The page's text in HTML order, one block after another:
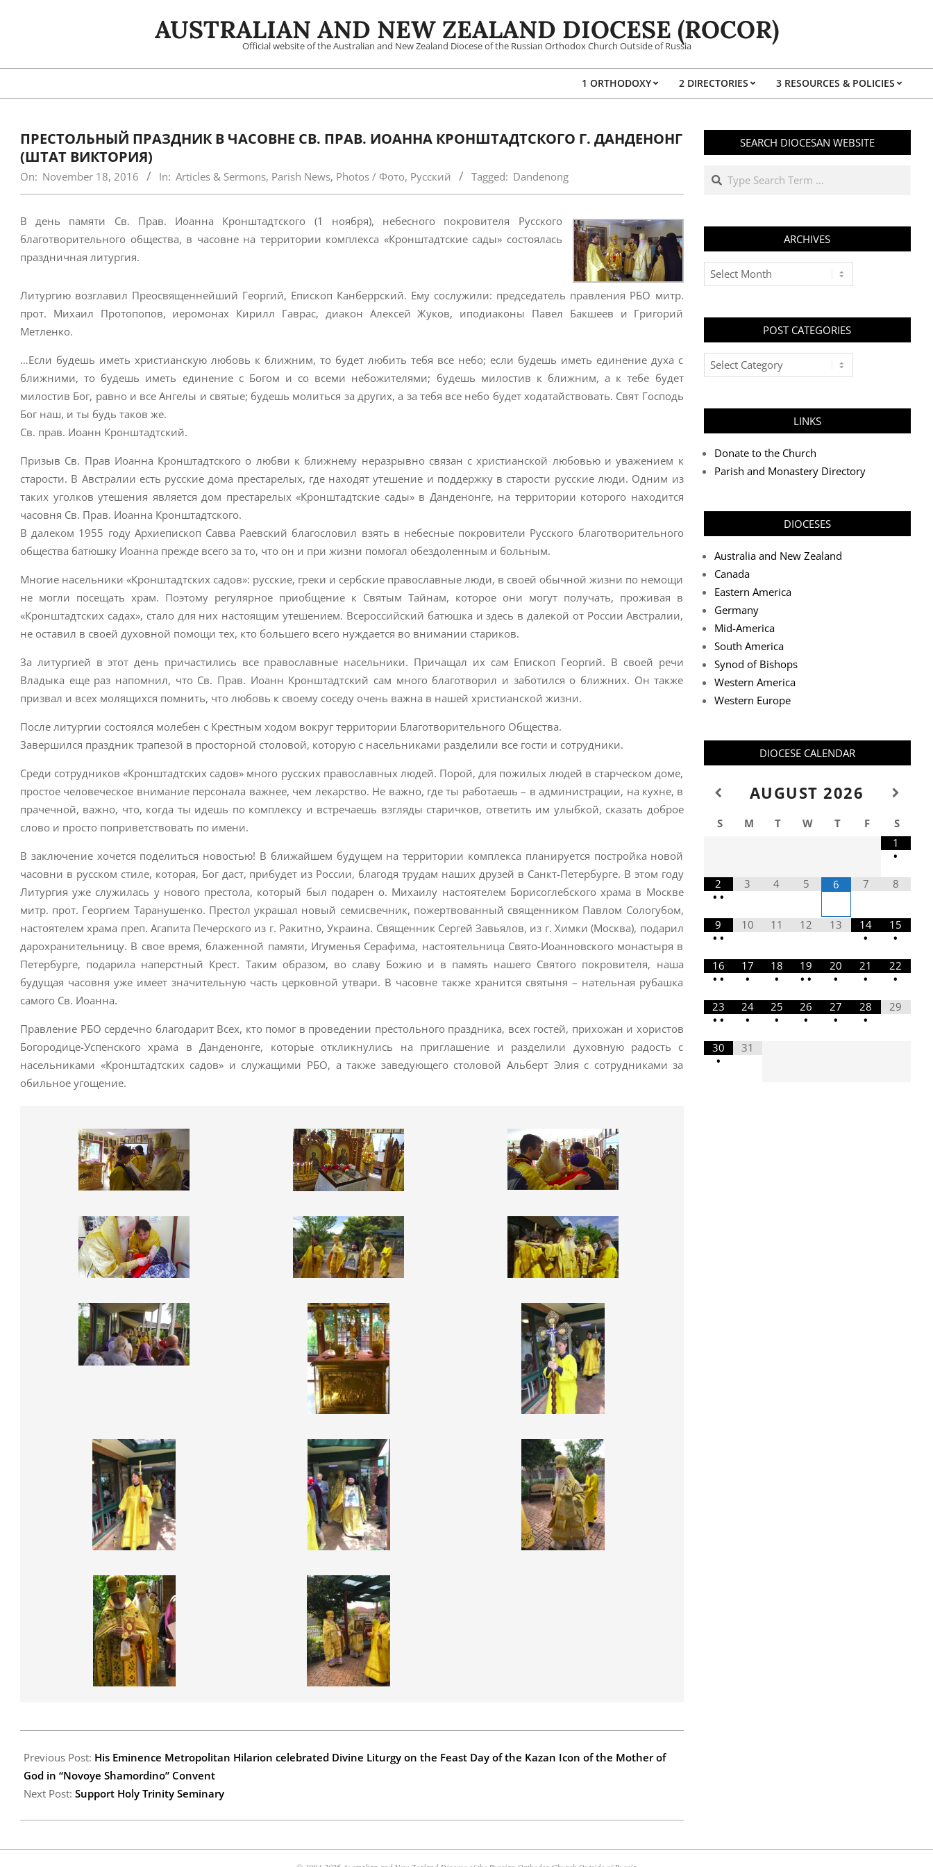
AUSTRALIAN AND NEW ZEALAND DIOCESE (ROCOR)
Official website of the Australian and New Zealand Diocese of the Russian Orthodox Church Outside of Russia
1 ORTHODOXY 2 DIRECTORIES 3 RESOURCES & POLICIES
ПРЕСТОЛЬНЫЙ ПРАЗДНИК В ЧАСОВНЕ СВ. ПРАВ. ИОАННА КРОНШТАДТСКОГО Г. ДАНДЕНОНГ
(ШТАТ ВИКТОРИЯ)
On: November 18, 2016 In: Articles & Sermons, Parish News, Photos / Фото, Русский Tagged: Dandenong
В день памяти Cв. Прав. Иоанна Кронштадтского (1 ноября), небесного покровителя Русского
благотворительного общества, в часовне на территории комплекса «Кронштадтские сады» состоялась
праздничная литургия.
Литургию возглавил Преосвященнейший Георгий, Епископ Канберрский. Ему сослужили: председатель правления РБО митр.
прот. Михаил Протопопов, иеромонах Кирилл Гаврас, диакон Алексей Жуков, иподиаконы Павел Бакшеев и Григорий
Метленко.
…Если будешь иметь христианскую любовь к ближним, то будет любить тебя все небо; если будешь иметь единение духа с
ближними, то будешь иметь единение с Богом и со всеми небожителями; будешь милостив к ближним, а к тебе будет
милостив Бог, равно и все Ангелы и святые; будешь молиться за других, а за тебя все небо будет ходатайствовать. Свят Господь
Бог наш, и ты будь таков же.
Св. прав. Иоанн Кронштадтский.
Призыв Св. Прав Иоанна Кронштадтского о любви к ближнему неразрывно связан с христианской любовью и уважением к
старости. В Австралии есть русские дома престарелых, где находят утешение и поддержку в старости русские люди. Одним из
таких уголков утешения является дом престарелых «Кронштадтские сады» в Данденонге, на территории которого находится
часовня Св. Прав. Иоанна Кронштадтского.
В далеком 1955 году Архиепископ Савва Раевский благословил взять в небесные покровители Русского благотворительного
общества батюшку Иоанна прежде всего за то, что он и при жизни помогал обездоленным и больным.
Многие насельники «Кронштадтских садов»: русские, греки и сербские православные люди, в своей обычной жизни по немощи
не могли посещать храм. Поэтому регулярное приобщение к Святым Тайнам, которое они могут получать, проживая в
«Кронштадтских садах», стало для них настоящим утешением. Всероссийский батюшка и здесь в далекой от России Австралии,
не оставил в своей духовной помощи тех, кто большего всего нуждается во внимании стариков.
За литургией в этот день причастились все православные насельники. Причащал их сам Епископ Георгий. В своей речи
Владыка еще раз напомнил, что Св. Прав. Иоанн Кронштадтский сам много благотворил и заботился о ближних. Он также
призвал и всех молящихся помнить, что любовь к своему соседу очень важна в нашей христианской жизни.
После литургии состоялся молебен с Крестным ходом вокруг территории Благотворительного Общества.
Завершился праздник трапезой в просторной столовой, которую с насельниками разделили все гости и сотрудники.
Среди сотрудников «Кронштадтских садов» много русских православных людей. Порой, для пожилых людей в старческом доме,
простое человеческое внимание персонала важнее, чем лекарство. Не важно, где ты работаешь – в администрации, на кухне, в
прачечной, важно, что, когда ты идешь по комплексу и встречаешь взгляды старичков, ответить им улыбкой, сказать доброе
слово и просто поприветствовать по имени.
В заключение хочется поделиться новостью! В ближайшем будущем на территории комплекса планируется постройка новой
часовни в русском стиле, которая, Бог даст, прибудет из России, благодя трудам наших друзей в Санкт-Петербурге. В этом году
Литургия уже служилась у нового престола, который был подарен о. Михаилу настоятелем Борисоглебского храма в Москве
митр. прот. Георгием Таранушенко. Престол украшал новый семисвечник, пожертвованный священником Павлом Сологубом,
настоятелем храма преп. Агапита Печерского из г. Ракитно, Украина. Священник Сергей Завьялов, из г. Химки (Москва), подарил
дарохранительницу. В свое время, блаженной памяти, Игуменья Серафима, настоятельница Свято-Иоанновского монастыря в
Петербурге, подарила наперстный Крест. Таким образом, во славу Божию и в память нашего Святого покровителя, наша
будущая часовня уже имеет значительную часть церковной утвари. В часовне также хранится святыня – нательная рубашка
самого Св. Иоанна.
Правление РБО сердечно благодарит Всех, кто помог в проведении престольного праздника, всех гостей, прихожан и хористов
Богородице-Успенского храма в Данденонге, которые откликнулись на приглашение и разделили духовную радость с
насельниками «Кронштадтских садов» и служащими РБО, а также заведующего столовой Альберт Элия с сотрудниками за
обильное угощение.
11-
18
Previous Post: His Eminence Metropolitan Hilarion celebrated Divine Liturgy on the Feast Day of the Kazan Icon of the Mother of
God in “Novoye Shamordino” Convent
Next Post: Support Holy Trinity Seminary
SEARCH DIOCESAN WEBSITE
Search
ARCHIVES
Archives
POST CATEGORIES
Post
Categories
LINKS
Donate to the Church
Parish and Monastery Directory
DIOCESES
Australia and New Zealand
Canada
Eastern America
Germany
Mid-America
South America
Synod of Bishops
Western America
Western Europe
DIOCESE CALENDAR
AUGUST 2026
S M T W T F
S
1
•
2
• •
3 4 5 6 7 8
9
• •
10 11 12 13
14
•
15
•
16
• •
17
•
18
•
19
• •
20
•
21
•
22
•
23
• •
24
•
25
•
26
•
27
•
28
•
29
30
•
31